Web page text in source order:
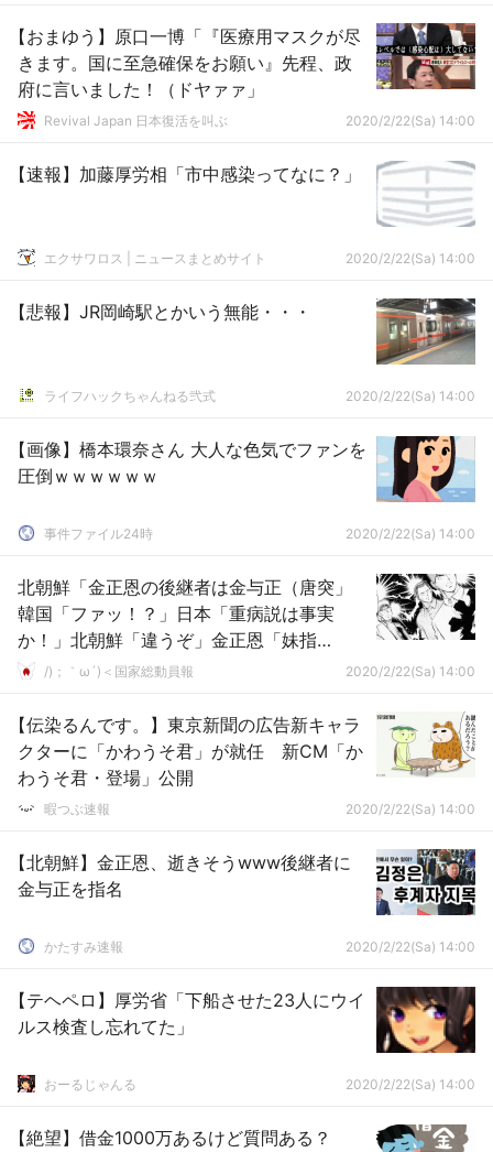
【おまゆう】原口一博「『医療用マスクが尽
きます。国に至急確保をお願い』先程、政
府に言いました！（ドヤァァ」
Revival Japan 日本復活を叫ぶ 2020/2/22(Sa) 14:00
【速報】加藤厚労相「市中感染ってなに？」
エクサワロス | ニュースまとめサイト 2020/2/22(Sa) 14:00
【悲報】JR岡崎駅とかいう無能・・・
ライフハックちゃんねる弐式 2020/2/22(Sa) 14:00
【画像】橋本環奈さん 大人な色気でファンを
圧倒ｗｗｗｗｗｗ
事件ファイル24時 2020/2/22(Sa) 14:00
北朝鮮「金正恩の後継者は金与正（唐突」
韓国「ファッ！？」日本「重病説は事実
か！」北朝鮮「違うぞ」金正恩「妹指
名！」→
/)；｀ω´)＜国家総動員報 2020/2/22(Sa) 14:00
【伝染るんです。】東京新聞の広告新キャラ
クターに「かわうそ君」が就任 新CM「か
わうそ君・登場」公開
暇つぶ速報 2020/2/22(Sa) 14:00
【北朝鮮】金正恩、逝きそうwww後継者に
金与正を指名
かたすみ速報 2020/2/22(Sa) 14:00
【テヘペロ】厚労省「下船させた23人にウイ
ルス検査し忘れてた」
おーるじゃんる 2020/2/22(Sa) 14:00
【絶望】借金1000万あるけど質問ある？